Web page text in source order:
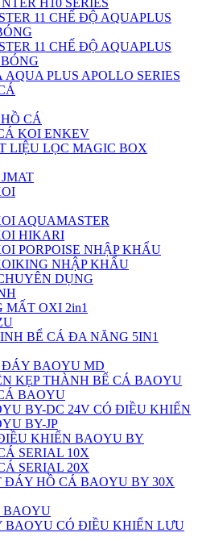
H10 SERIES
11 CHẾ ĐỘ AQUAPLUS
11 CHẾ ĐỘ AQUAPLUS
PLUS APOLLO SERIES
CÁ
KOI ENKEV
LIỆU LỌC MAGIC BOX
AQUAMASTER
HIKARI
PORPOISE NHẬP KHẨU
NHẬP KHẨU
DỤNG
MẤT OXI 2in1
BỂ CÁ ĐA NĂNG 5IN1
BAOYU MD
KẸP THÀNH BỂ CÁ BAOYU
BAOYU
BY-DC 24V CÓ ĐIỀU KHIỂN
BY-JP
KHIỂN BAOYU BY
SERIAL 10X
SERIAL 20X
ĐÁY HỒ CÁ BAOYU BY 30X
BAOYU
BAOYU CÓ ĐIỀU KHIỂN LƯU